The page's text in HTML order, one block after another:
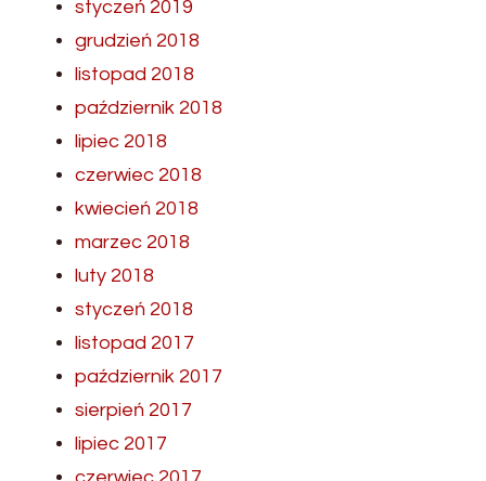
styczeń 2019
grudzień 2018
listopad 2018
październik 2018
lipiec 2018
czerwiec 2018
kwiecień 2018
marzec 2018
luty 2018
styczeń 2018
listopad 2017
październik 2017
sierpień 2017
lipiec 2017